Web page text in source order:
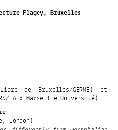
Flagey, Bruxelles
de Bruxelles/GERME) et
Aix Marseille Université)
London)